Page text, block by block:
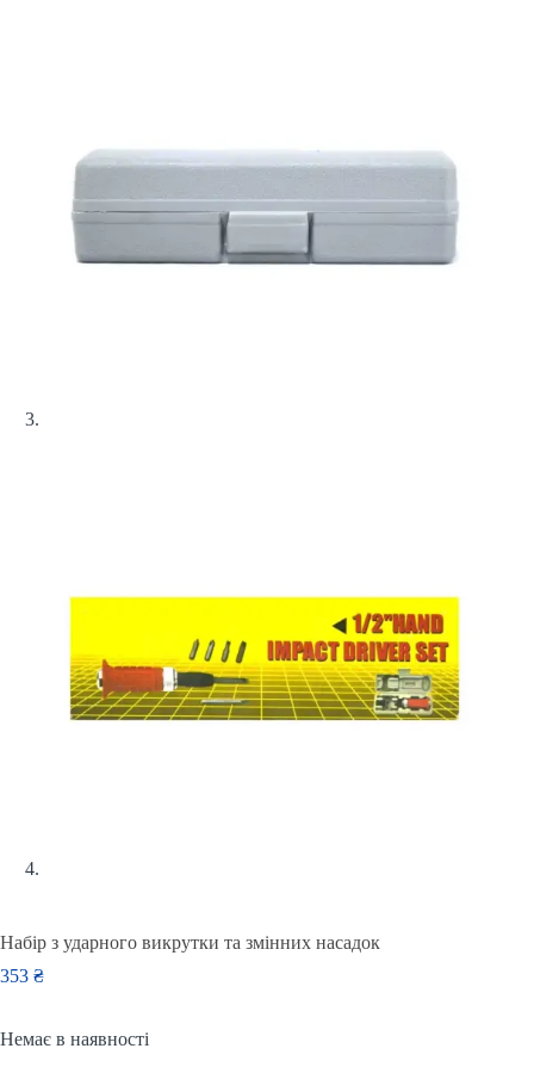
Набір з ударного викрутки та змінних насадок
353 ₴
Немає в наявності